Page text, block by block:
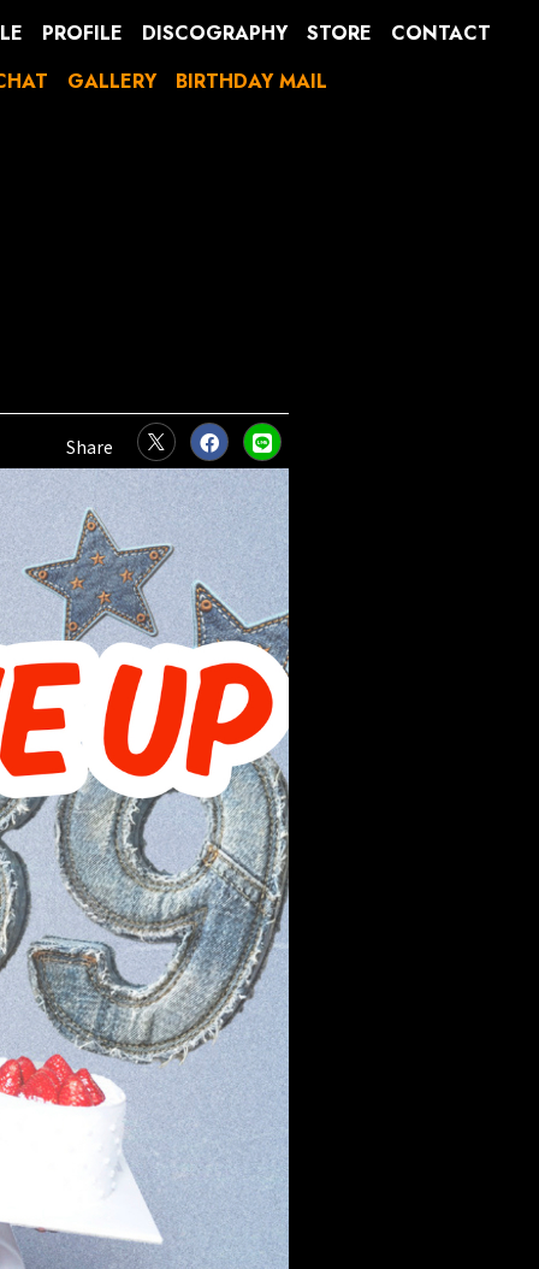
PROFILE DISCOGRAPHY STORE
CONTACT
GALLERY BIRTHDAY MAIL